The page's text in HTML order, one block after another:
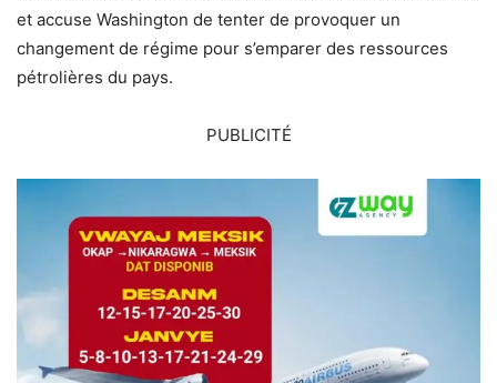
et accuse Washington de tenter de provoquer un
changement de régime pour s’emparer des ressources
pétrolières du pays.
PUBLICITÉ